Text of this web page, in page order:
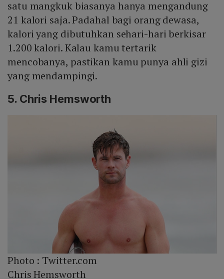
satu mangkuk biasanya hanya mengandung
21 kalori saja. Padahal bagi orang dewasa,
kalori yang dibutuhkan sehari-hari berkisar
1.200 kalori. Kalau kamu tertarik
mencobanya, pastikan kamu punya ahli gizi
yang mendampingi.
5. Chris Hemsworth
Photo : Twitter.com
Chris Hemsworth